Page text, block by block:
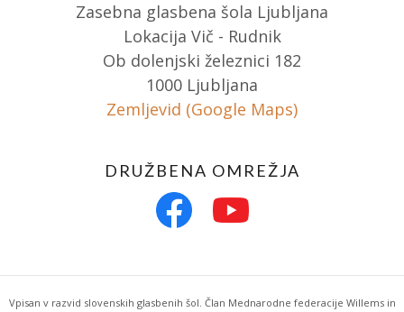
Zasebna glasbena šola Ljubljana
Lokacija Vič - Rudnik
Ob dolenjski železnici 182
1000 Ljubljana
Zemljevid (Google Maps)
DRUŽBENA OMREŽJA
Vpisan v razvid slovenskih glasbenih šol. Član Mednarodne federacije Willems in